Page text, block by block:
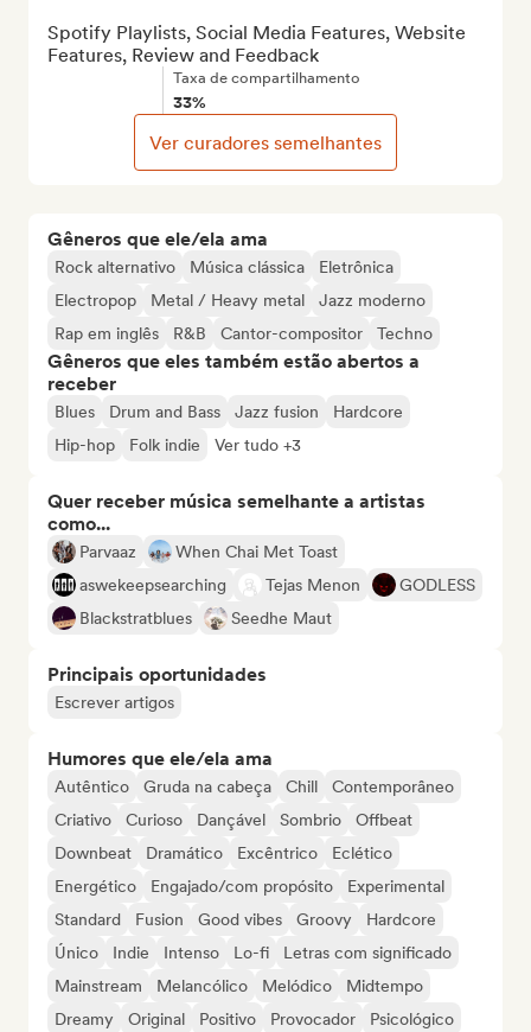
Gêneros que ele/ela ama
Rock alternativo Música clássica
Eletrônica
Electropop
Metal / Heavy metal
Jazz moderno
Rap em inglês
R&B Cantor-compositor Techno
Gêneros que eles também estão abertos a
receber
Blues Drum and Bass Jazz fusion
Hardcore
Hip-hop
Folk indie Ver tudo +3
Quer receber música semelhante a artistas
como...
Parvaaz
When Chai Met Toast
aswekeepsearching
Tejas Menon
GODLESS
Blackstratblues
Seedhe Maut
Principais oportunidades
Escrever artigos
Humores que ele/ela ama
Autêntico Gruda na cabeça Chill
Contemporâneo
Criativo
Curioso Dançável Sombrio
Offbeat
Downbeat
Dramático Excêntrico
Eclético
Energético
Engajado/com propósito
Experimental
Standard
Fusion Good vibes Groovy
Hardcore
Único
Indie Intenso Lo-fi
Letras com significado
Mainstream
Melancólico Melódico
Midtempo
Dreamy
Original Positivo Provocador
Psicológico
Spotify Playlists, Social Media Features, Website
Features, Review and Feedback
Taxa de compartilhamento
33%
Ver curadores semelhantes